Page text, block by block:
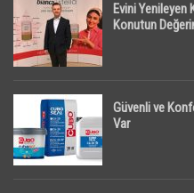
Evini Yenileyen
Konutun
Güvenli ve
Var